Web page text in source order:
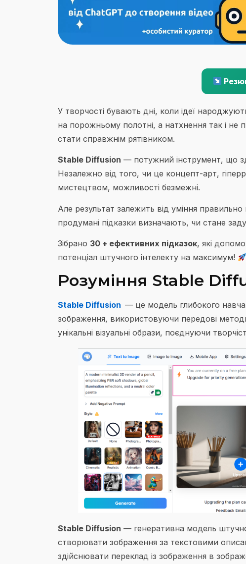
У творчості бувають дні, коли ідеї
на порожньому полотні, а натхнення так і
стати справжнім рятівником.
Stable Diffusion — потужний інструмент, що
Незалежно від того, чи це концепт-арт,
мистецтвом, можливості безмежні.
Але результат залежить від уміння
продумані підказки визначають, чи стане
Зібрано 30 + ефективних підказок, які
потенціал штучного інтелекту на максимум!
Розуміння Stable
Stable Diffusion — це модель глибокого
зображення, використовуючи передові
унікальні візуальні образи, поєднуючи
Stable Diffusion — генеративна модель
створювати зображення за текстовими
здійснювати переклад із зображення в